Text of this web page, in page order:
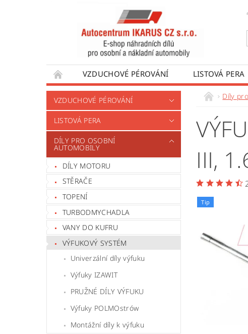
VZDUCHOVÉ PÉROVÁNÍ LISTOVÁ PERA
DÍLY PRO AUTOBUSY
DÍLY PRO UŽÍTKOVÉ
VÝROBA VENTILŮ MOTORU
VZDUCHOVÉ PÉROVÁNÍ
LISTOVÁ PERA
DÍLY PRO OSOBNÍ
AUTOMOBILY
DÍLY MOTORU
STĚRAČE
TOPENÍ
TURBODMYCHADLA
VANY DO KUFRU
VÝFUKOVÝ SYSTÉM
Univerzální díly výfuku
Výfuky IZAWIT
PRUŽNÉ DÍLY VÝFUKU
Výfuky POLMOstrów
Montážní díly k výfuku
Díly
III,
Tip